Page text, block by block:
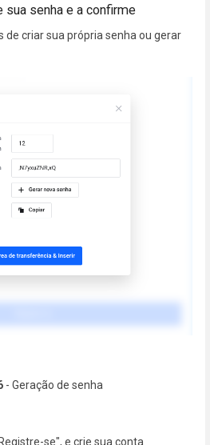
sua senha e a confirme
de criar sua própria senha ou gerar
- Geração de senha
se", e crie sua conta